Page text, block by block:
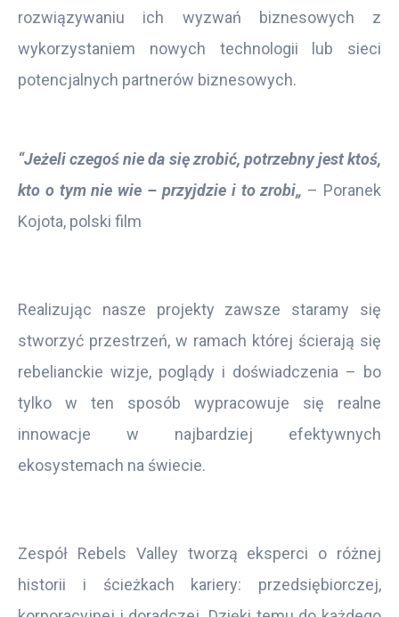
rozwiązywaniu ich wyzwań biznesowych z
wykorzystaniem nowych technologii lub sieci
potencjalnych partnerów biznesowych.
“Jeżeli czegoś nie da się zrobić, potrzebny jest ktoś,
kto o tym nie wie – przyjdzie i to zrobi„ – Poranek
Kojota, polski film
Realizując nasze projekty zawsze staramy się
stworzyć przestrzeń, w ramach której ścierają się
rebelianckie wizje, poglądy i doświadczenia – bo
tylko w ten sposób wypracowuje się realne
innowacje w najbardziej efektywnych
ekosystemach na świecie.
Zespół Rebels Valley tworzą eksperci o różnej
historii i ścieżkach kariery: przedsiębiorczej,